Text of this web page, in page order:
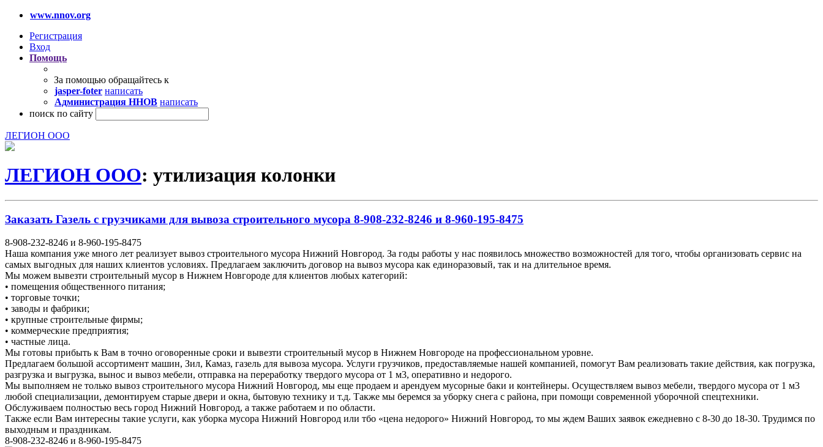
www.nnov.org
Регистрация
Вход
Помощь
За помощью обращайтесь к
jasper-foter написать
Администрация ННОВ написать
поиск по сайту
ЛЕГИОН ООО
ЛЕГИОН ООО: утилизация колонки
Заказать Газель с грузчиками для вывоза строительного мусора 8-908-232-8246 и 8-960-195-8475
8-908-232-8246 и 8-960-195-8475
Наша компания уже много лет реализует вывоз строительного мусора Нижний Новгород. За годы работы у нас появилось множество возможностей для того, чтобы организовать сервис на
самых выгодных для наших клиентов условиях. Предлагаем заключить договор на вывоз мусора как единоразовый, так и на длительное время.
Мы можем вывезти строительный мусор в Нижнем Новгороде для клиентов любых категорий:
• помещения общественного питания;
• торговые точки;
• заводы и фабрики;
• крупные строительные фирмы;
• коммерческие предприятия;
• частные лица.
Мы готовы прибыть к Вам в точно оговоренные сроки и вывезти строительный мусор в Нижнем Новгороде на профессиональном уровне.
Предлагаем большой ассортимент машин, Зил, Камаз, газель для вывоза мусора. Услуги грузчиков, предоставляемые нашей компанией, помогут Вам реализовать такие действия, как погрузка,
разгрузка и выгрузка, вынос и вывоз мебели, отправка на переработку твердого мусора от 1 м3, оперативно и недорого.
Мы выполняем не только вывоз строительного мусора Нижний Новгород, мы еще продаем и арендуем мусорные баки и контейнеры. Осуществляем вывоз мебели, твердого мусора от 1 м3
любой специализации, демонтируем старые двери и окна, бытовую технику и т.д. Также мы беремся за уборку снега с района, при помощи современной уборочной спецтехники.
Обслуживаем полностью весь город Нижний Новгород, а также работаем и по области.
Также если Вам интересны такие услуги, как уборка мусора Нижний Новгород или тбо «цена недорого» Нижний Новгород, то мы ждем Ваших заявок ежедневно с 8-30 до 18-30. Трудимся по
выходным и праздникам.
8-908-232-8246 и 8-960-195-8475